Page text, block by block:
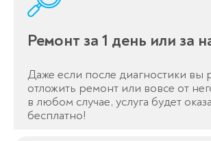
Ремонт за 1 день или за
Даже если после диагностики вы
отложить ремонт или вовсе от
в любом случае, услуга будет
бесплатно!